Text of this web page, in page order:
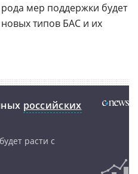
мер поддержки будет
типов БАС и их
российских
расти с